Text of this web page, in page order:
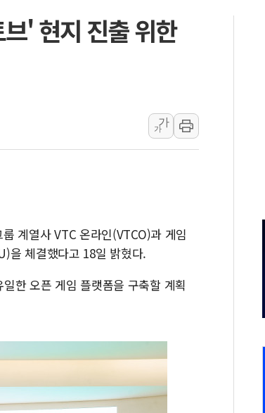
일하던 90대 숨져…온열질환 여부 조사
경북 울진 시간당 20~30mm 강한 비...가뭄 해소될 듯
위·열대야 지속…내륙 곳곳 소나기
산공원 주택 검토, 민주당 스스로 원칙 뒤집는 것"
늘 제주·인천 경선 발표...김민석 '재역전' vs 정청래 '격차 확
고용 쇼크에 금리 인상 우려 후퇴…S&P500 최고치
연준 이사 해임 재추진…"26일까지 의혹 소명" 요구
美 고용 예상 밖 부진에 연준 금리 인상 가능성 낮아지며 상
' 현지 진출 위한
가
가
계열사 VTC 온라인(VTCO)과 게임
을 체결했다고 18일 밝혔다.
한 오픈 게임 플랫폼을 구축할 계획